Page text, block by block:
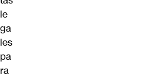
le
ga
les
pa
ra